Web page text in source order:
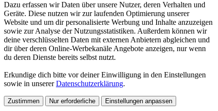
Dazu erfassen wir Daten über unsere Nutzer, deren Verhalten und
Geräte. Diese nutzen wir zur laufenden Optimierung unserer
Website und um dir personalisierte Werbung und Inhalte anzuzeigen
sowie zur Analyse der Nutzungsstatistiken. Außerdem können wir
deine verschlüsselten Daten mit externen Anbietern abgleichen und
dir über deren Online-Werbekanäle Angebote anzeigen, nur wenn
du deren Dienste bereits selbst nutzt.
Erkundige dich bitte vor deiner Einwilligung in den Einstellungen
sowie in unsererDatenschutzerklärung.
Zustimmen Nur erforderliche Einstellungen anpassen